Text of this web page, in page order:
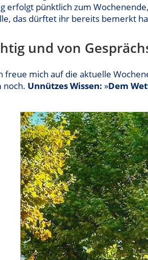
erfolgt pünktlich zum
das dürftet ihr bereits bemerkt
und von
freue mich auf die aktuelle
noch. Unnützes Wissen: »Dem